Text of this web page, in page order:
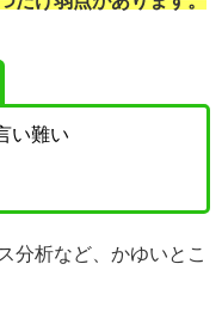
い難い
分析など、かゆいとこ